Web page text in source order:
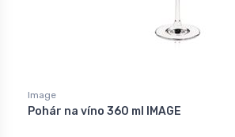
Image
Pohár na víno 360 ml IMAGE